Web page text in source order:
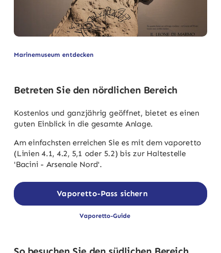
Marinemuseum entdecken
Betreten Sie den nördlichen Bereich
Kostenlos und ganzjährig geöffnet, bietet es einen
guten Einblick in die gesamte Anlage.
Am einfachsten erreichen Sie es mit dem vaporetto
(Linien 4.1, 4.2, 5,1 oder 5.2) bis zur Haltestelle
'Bacini - Arsenale Nord'.
Vaporetto-Pass sichern
Vaporetto-Guide